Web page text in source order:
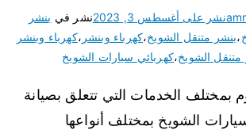
نشر على أغسطس 3, 2023 نشر في بنشر
،بنشر متنقل الشويخ،كهرباء وبنشر ،كهرباء وبنشر
متنقل الشويخ،كهربائي سيارات الشويخ
بمختلف الخدمات التي تتعلق بصيانة
الشويخ بمختلف أنواعها